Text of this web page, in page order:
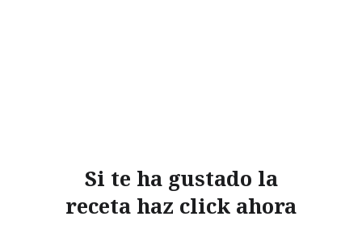
Si te ha gustado la
receta haz click ahora